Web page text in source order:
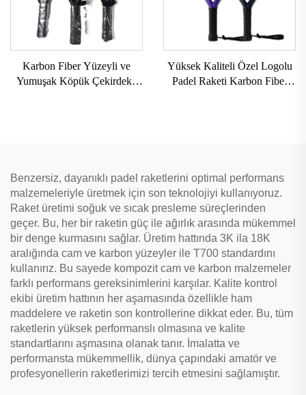
Karbon Fiber Yüzeyli ve
Yumuşak Köpük Çekirdekli
Yüksek Kaliteli Özel Logolu
Padel Raketi Karbon Fiber
Benzersiz, dayanıklı padel raketlerini optimal performans
malzemeleriyle üretmek için son teknolojiyi kullanıyoruz.
Raket üretimi soğuk ve sıcak presleme süreçlerinden
geçer. Bu, her bir raketin güç ile ağırlık arasında mükemmel
bir denge kurmasını sağlar. Üretim hattında 3K ila 18K
aralığında cam ve karbon yüzeyler ile T700 standardını
kullanırız. Bu sayede kompozit cam ve karbon malzemeler
farklı performans gereksinimlerini karşılar. Kalite kontrol
ekibi üretim hattının her aşamasında özellikle ham
maddelere ve raketin son kontrollerine dikkat eder. Bu, tüm
raketlerin yüksek performanslı olmasına ve kalite
standartlarını aşmasına olanak tanır. İmalatta ve
performansta mükemmellik, dünya çapındaki amatör ve
profesyonellerin raketlerimizi tercih etmesini sağlamıştır.